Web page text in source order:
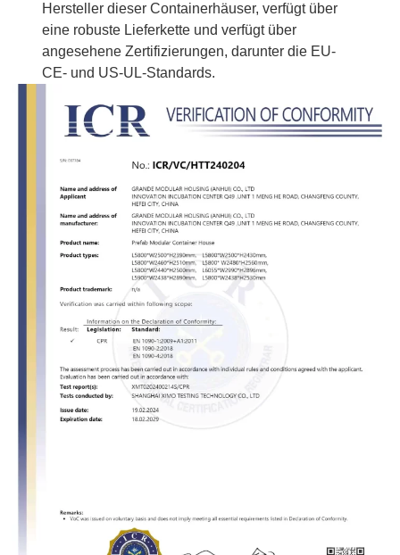
Hersteller dieser Containerhäuser, verfügt über
eine robuste Lieferkette und verfügt über
angesehene Zertifizierungen, darunter die EU-
CE- und US-UL-Standards.